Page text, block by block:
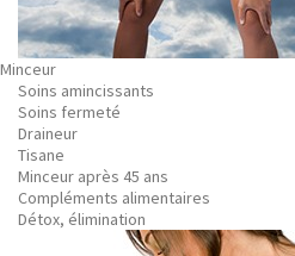
Minceur
Soins amincissants
Soins fermeté
Draineur
Tisane
Minceur après 45 ans
Compléments alimentaires
Détox, élimination